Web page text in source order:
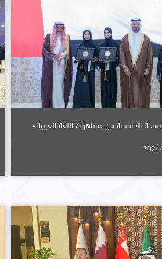
الخامسة من «مناهزات اللغة العربية»